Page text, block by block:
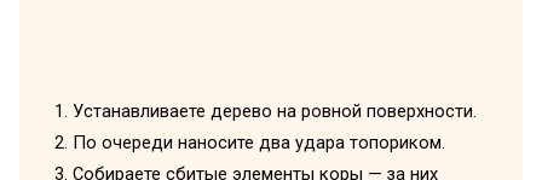
Устанавливаете дерево на ровной поверхности.
По очереди наносите два удара топориком.
Собираете сбитые элементы коры — за них